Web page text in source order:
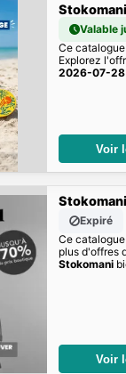
Valable
Ce
Explorez
2026-07-28
Voir
Expiré
Ce
plus d'offres
Stokomani
Voir